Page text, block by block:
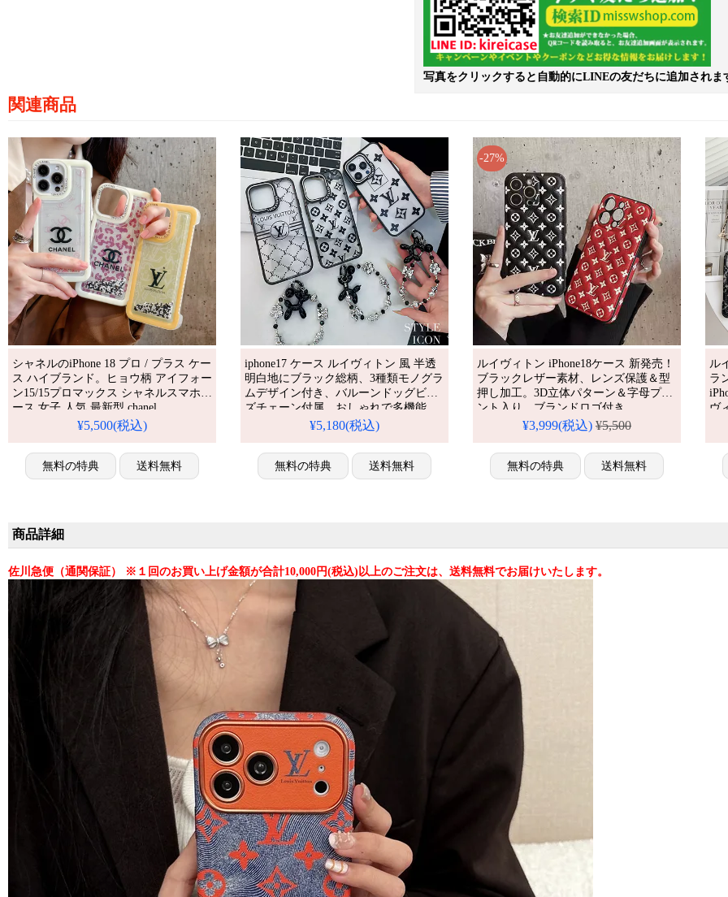
写真をクリックすると自動的にLINEの友だちに追加されま
関連商品
シャネルのiPhone 18 プロ / プラス ケー
ス ハイブランド。ヒョウ柄 アイフォー
ン15/15プロマックス シャネルスマホケ
ース 女子 人気 最新型 chanel
iphone14/14プロ 携帯ケース 丈夫 綺麗
iphone13/13proケース 流行り ファッシ
ョン イタズラ風。芸能人も愛用する人
気アイテム。耐衝撃・防水・多機能で
¥5,500(税込)
無料の特典 送料無料
iphone17 ケース ルイヴィトン 風 半透
明白地にブラック総柄、3種類モノグラ
ムデザイン付き、バルーンドッグビー
ズチェーン付属。おしゃれで多機能、
四角保護構造で衝撃を防ぎ、通学する
アイフォン16/16 pro/16pro max/16
plus/17/17pro 携帯ケース 全機種対応
¥5,180(税込)
無料の特典 送料無料
-27%
ルイヴィトン iPhone18ケース 新発売！
ブラックレザー素材、レンズ保護＆型
押し加工。3D立体パターン＆字母プリ
ント入り、ブランドロゴ付き。
iPhone16pro/15全機種対応。芸能人も愛
多機能仕様。かわいいLVスタイルが流
行り、格安で手に入り、
iPhone17pro/16promaxケースとしても使
¥3,999(税込) ¥5,500
無料の特典 送料無料
ル
ラ
ヴ
商品詳細
佐川急便（通関保証） ※１回のお買い上げ金額が合計10,000円(税込)以上のご注文は、送料無料でお届けいたします。